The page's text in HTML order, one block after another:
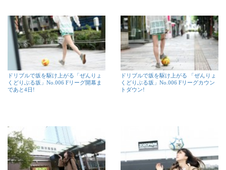
ドリブルで坂を駆け上がる「ぜんりょ
くどりぶる坂」No.006 Fリーグ開幕ま
であと4日!
ドリブルで坂を駆け上がる 「ぜんりょ
くどりぶる坂」No.006 Fリーグカウン
トダウン!